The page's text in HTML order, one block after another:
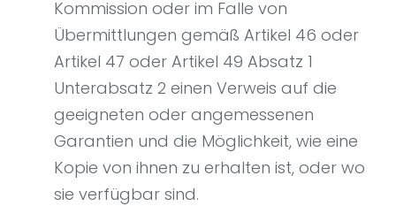
Kommission oder im Falle von
Übermittlungen gemäß Artikel 46 oder
Artikel 47 oder Artikel 49 Absatz 1
Unterabsatz 2 einen Verweis auf die
geeigneten oder angemessenen
Garantien und die Möglichkeit, wie eine
Kopie von ihnen zu erhalten ist, oder wo
sie verfügbar sind.